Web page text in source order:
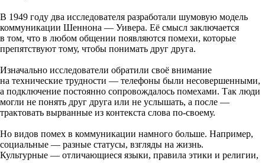
В 1949 году два исследователя разработали шумовую модель
коммуникации Шеннона — Уивера. Её смысл заключается
в том, что в любом общении появляются помехи, которые
препятствуют тому, чтобы понимать друг друга.
Изначально исследователи обратили своё внимание
на технические трудности — телефоны были несовершенными,
а подключение постоянно сопровождалось помехами. Так люди
могли не понять друг друга или не услышать, а после —
трактовать вырванные из контекста слова по-своему.
Но видов помех в коммуникации намного больше. Например,
социальные — разные статусы, взгляды на жизнь.
Культурные — отличающиеся языки, правила этики и религии,